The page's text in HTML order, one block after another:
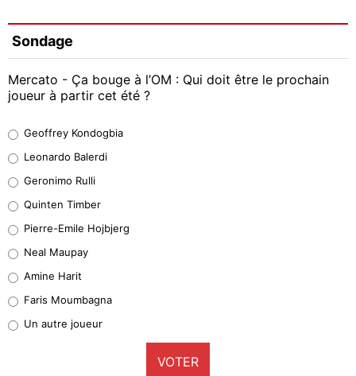
Sondage
Mercato - Ça bouge à l’OM : Qui doit être le prochain
joueur à partir cet été ?
38%
32%
5%
1%
9%
Geoffrey Kondogbia
Leonardo Balerdi
Geronimo Rulli
Quinten Timber
Pierre-Emile Hojbjerg
Neal Maupay
Amine Harit
Faris Moumbagna
Un autre joueur
VOTER